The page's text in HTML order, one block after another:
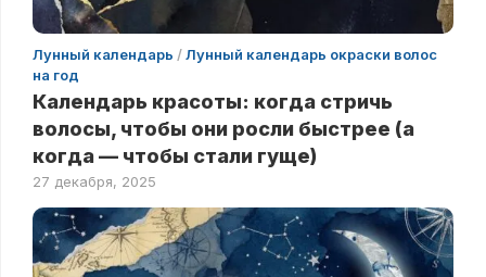
Лунный календарь /Лунный календарь окраски волос
на год
Календарь красоты: когда стричь
волосы, чтобы они росли быстрее (а
когда — чтобы стали гуще)
27 декабря, 2025